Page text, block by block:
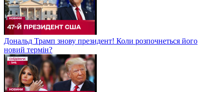
Дональд Трамп знову президент! Коли розпочнеться його
новий термін?